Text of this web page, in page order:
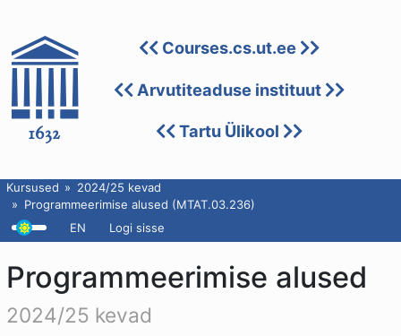
Courses.cs.ut.ee
Arvutiteaduse instituut
Tartu Ülikool
Kursused
2024/25 kevad
Programmeerimise alused (MTAT.03.236)
EN
Logi sisse
Programmeerimise alused
2024/25 kevad